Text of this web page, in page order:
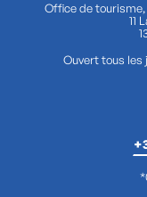
Office de
11
Ouvert tous les